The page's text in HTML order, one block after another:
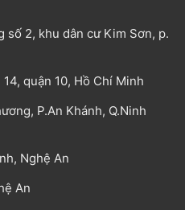
số 2, khu dân cư Kim Sơn, p.
quận 10, Hồ Chí Minh
P.An Khánh, Q.Ninh
Nghệ An
An